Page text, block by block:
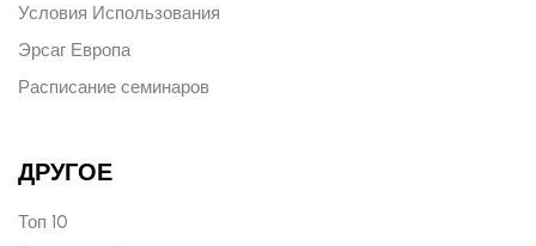
Условия Использования
Эрсаг Европа
Расписание семинаров
ДРУГОЕ
Топ 10